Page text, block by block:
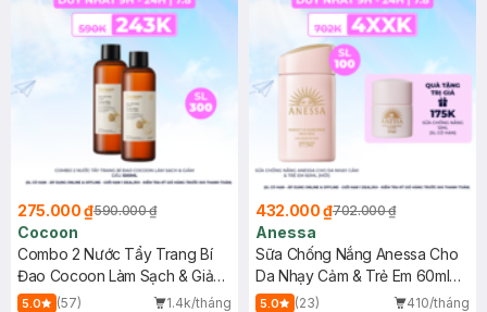
275.000 ₫590.000 ₫
Cocoon
Combo 2 Nước Tẩy Trang Bí
Đao Cocoon Làm Sạch & Giảm
Dầu 500ml
5.0 (57)
1.4k/tháng
432.000 ₫702.000 ₫
Anessa
Sữa Chống Nắng Anessa Cho
Da Nhạy Cảm & Trẻ Em 60ml
(Mới)
5.0 (23)
410/tháng